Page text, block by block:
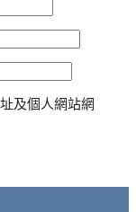
及個人網站網